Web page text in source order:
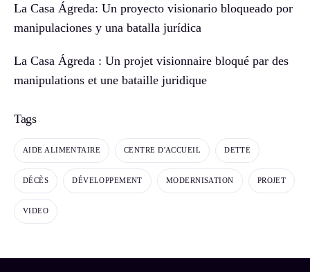
La Casa Ágreda: Un proyecto visionario bloqueado por
manipulaciones y una batalla jurídica
La Casa Ágreda : Un projet visionnaire bloqué par des
manipulations et une bataille juridique
Tags
AIDE ALIMENTAIRE CENTRE D'ACCUEIL DETTE
DÉCÈS DÉVELOPPEMENT MODERNISATION PROJET
VIDEO